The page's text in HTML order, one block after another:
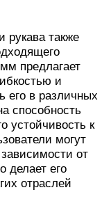
рукава также
предлагает
и
его в различных
способность
устойчивость к
могут
от
делает его
отраслей